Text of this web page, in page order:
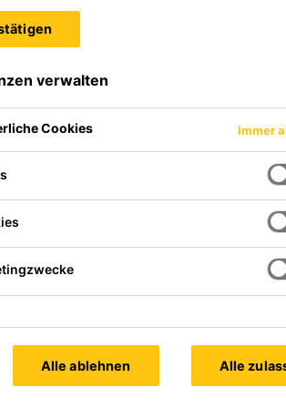
verwalten
Cookies Immer
Alle ablehnen Alle